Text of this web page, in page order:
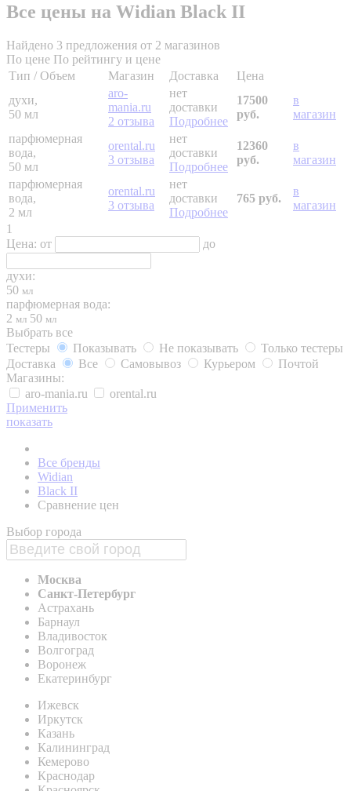
Все цены на Widian Black II
Найдено 3 предложения от 2 магазинов
По цене По рейтингу и цене
Тип / Объем
Магазин Доставка
Цена
духи,
50 мл
aro-
mania.ru
2 отзыва
нет
доставки
Подробнее
17500
руб.
в
магазин
парфюмерная
вода,
50 мл
orental.ru
3 отзыва
нет
доставки
Подробнее
12360
руб.
в
магазин
парфюмерная
вода,
2 мл
orental.ru
3 отзыва
нет
доставки
Подробнее
765 руб.
в
магазин
1
Цена: от до
духи:
50 мл
парфюмерная вода:
2 мл 50 мл
Выбрать все
Тестеры
Показывать Не показывать
Только тестеры
Доставка
Все Самовывоз Курьером
Почтой
Магазины:
aro-mania.ru
orental.ru
Применить
показать
Все бренды
Widian
Black II
Сравнение цен
Выбор города
Москва
Санкт-Петербург
Астрахань
Барнаул
Владивосток
Волгоград
Воронеж
Екатеринбург
Ижевск
Иркутск
Казань
Калининград
Кемерово
Краснодар